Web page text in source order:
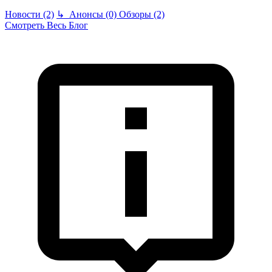
Новости (2) ↳ Анонсы (0) Обзоры (2)
Смотреть Весь Блог